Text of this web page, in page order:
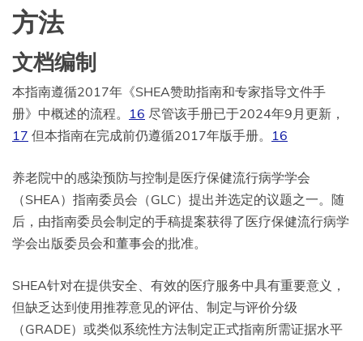
方法
文档编制
本指南遵循2017年《SHEA赞助指南和专家指导文件手
册》中概述的流程。 16 尽管该手册已于2024年9月更新，
17 但本指南在完成前仍遵循2017年版手册。 16
养老院中的感染预防与控制是医疗保健流行病学学会
（SHEA）指南委员会（GLC）提出并选定的议题之一。随
后，由指南委员会制定的手稿提案获得了医疗保健流行病学
学会出版委员会和董事会的批准。
SHEA针对在提供安全、有效的医疗服务中具有重要意义，
但缺乏达到使用推荐意见的评估、制定与评价分级
（GRADE）或类似系统性方法制定正式指南所需证据水平